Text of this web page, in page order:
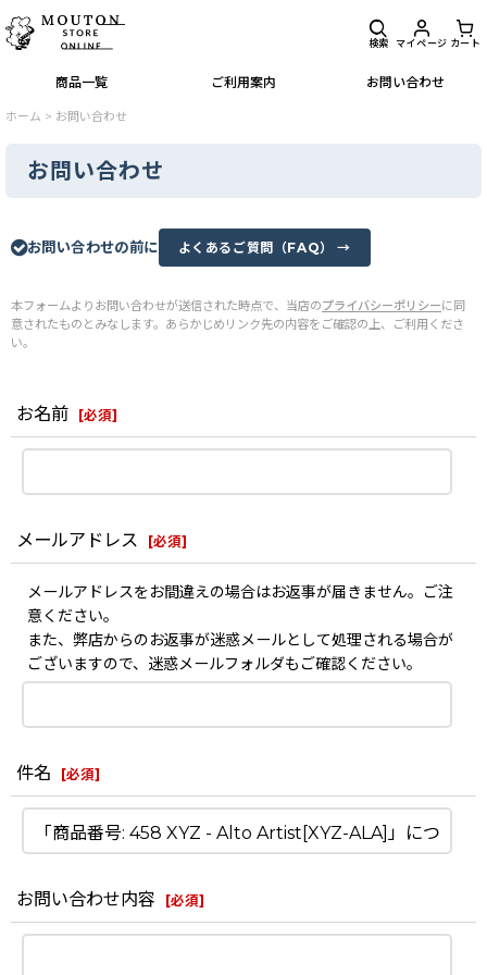
商品一覧 ご利用案内 お問い合わせ
検索 マイページ カート
ホーム > お問い合わせ
お問い合わせ
お問い合わせの前に よくあるご質問（FAQ） →
本フォームよりお問い合わせが送信された時点で、当店のプライバシーポリシーに同
意されたものとみなします。あらかじめリンク先の内容をご確認の上、ご利用くださ
い。
お名前 [必須]
メールアドレス [必須]
メールアドレスをお間違えの場合はお返事が届きません。ご注
意ください。
また、弊店からのお返事が迷惑メールとして処理される場合が
ございますので、迷惑メールフォルダもご確認ください。
件名 [必須]
お問い合わせ内容 [必須]